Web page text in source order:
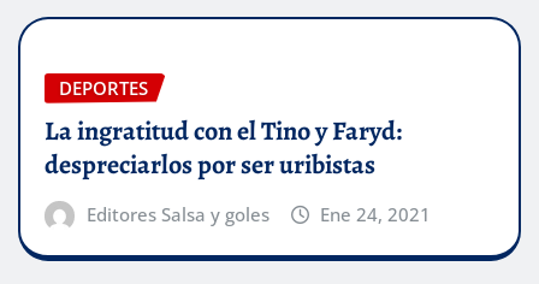
DEPORTES
La ingratitud con el Tino y Faryd:
despreciarlos por ser uribistas
Editores Salsa y goles Ene 24, 2021